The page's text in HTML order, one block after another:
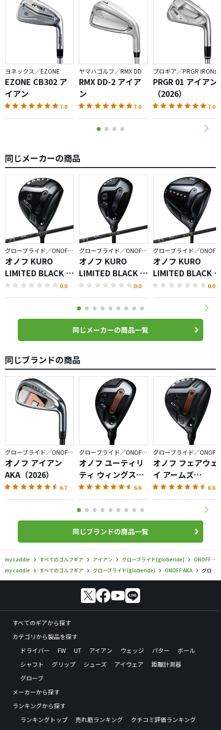
ヨネックス／EZONE
EZONE CB302 ア
イアン
7.0
ヤマハゴルフ／RMX DD
RMX DD-2 アイア
ン
7.0
プロギア／PRGR IRONs
PRGR 01 アイアン
（2026）
7.0
同じメーカーの商品
グローブライド／ONOFF KURO
オノフ KURO
LIMITED BLACK フ
ェアウェイ アーム
ズ
0.0
グローブライド／ONOFF KURO
オノフ KURO
LIMITED BLACK ユ
ーティリティ ウィ
ングス
0.0
オノフ KURO
LIMITED BLACK
ライバー
0.0
同じメーカーの商品一覧
同じブランドの商品
グローブライド／ONOFF AKA
オノフ アイアン
AKA（2026）
6.7
グローブライド／ONOFF AKA
オノフ ユーティリ
ティ ウィングス
AKA（2026）
6.6
オノフ フェアウェ
イ アームズ
AKA（2026）
6.6
同じブランドの商品一覧
my caddie すべてのゴルフギア アイアン グローブライド(globeride)
ONOFF AKA
my caddie
すべてのゴルフギア グローブライド(globeride) ONOFF AKA グローブライド／ONOFF AKA／オノフ アイアン AKA リミテッド ブラックの口コミ評価
すべてのギアから探す
カテゴリから製品を探す
ドライバー
FW UT アイアン ウェッジ パター
ボール
シャフト
グリップ シューズ アイウェア
距離計測器
グローブ
メーカーから探す
ランキングから探す
ランキングトップ
売れ筋ランキング
クチコミ評価ランキング